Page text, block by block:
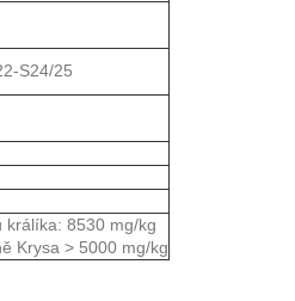
S24/25
králíka: 8530 mg/kg
Krysa > 5000 mg/kg